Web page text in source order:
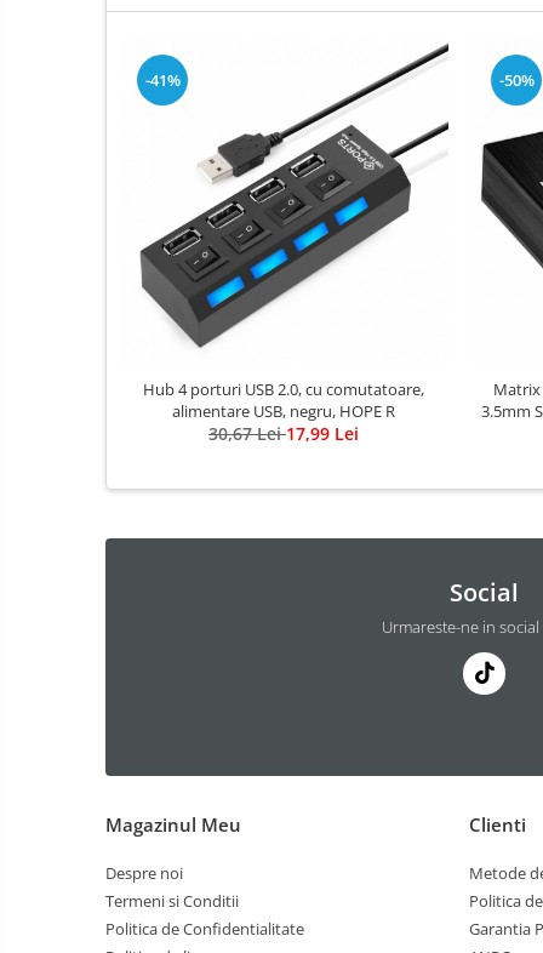
-41%
Hub 4 porturi USB 2.0, cu comutatoare,
alimentare USB, negru, HOPE R
30,67 Lei17,99 Lei
-50%
Matrix
3.5mm
Social
Urmareste-ne in
Magazinul Meu
Despre noi
Termeni si Conditii
Politica de Confidentialitate
Clienti
Metode
Politica
Garantia